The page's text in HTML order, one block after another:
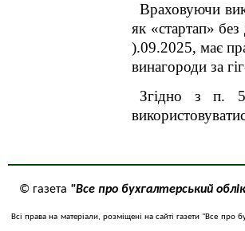
Враховуючи
як «стартап»
).09.2025, має
винагороди за
Згідно з п.
© газета "Все про бухгалтерський
Всі права на матеріали, розміщені на сайті газети "Все про